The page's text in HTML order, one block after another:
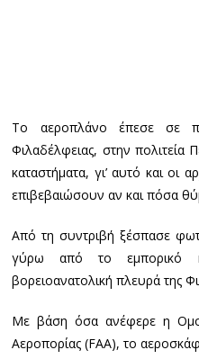
Το αεροπλάνο έπεσε σε
Φιλαδέλφειας, στην πολιτεία
καταστήματα, γι’ αυτό και οι
επιβεβαιώσουν αν και πόσα
Από τη συντριβή ξέσπασε
γύρω από το εμπορικό
βορειοανατολική πλευρά της
Με βάση όσα ανέφερε η
Αεροπορίας (FAA), το